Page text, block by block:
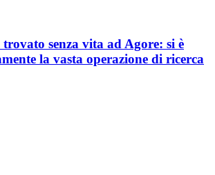
trovato senza vita ad Agore: si è
la vasta operazione di ricerca